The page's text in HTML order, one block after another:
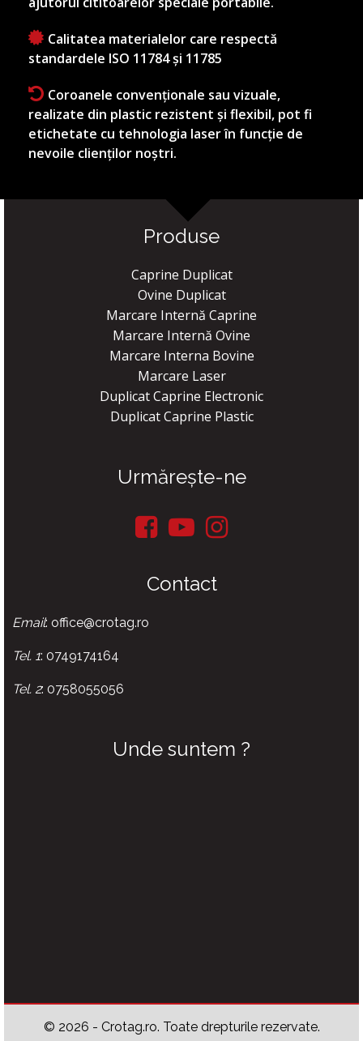
Calitatea materialelor care respectă
standardele ISO 11784 și 11785
Coroanele convenționale sau vizuale,
realizate din plastic rezistent și flexibil, pot fi
etichetate cu tehnologia laser în funcție de
nevoile clienților noștri.
Produse
Caprine Duplicat
Ovine Duplicat
Marcare Internă Caprine
Marcare Internă Ovine
Marcare Interna Bovine
Marcare Laser
Duplicat Caprine Electronic
Duplicat Caprine Plastic
Urmărește-ne
Contact
Email: office@crotag.ro
Tel. 1: 0749174164
Tel. 2: 0758055056
Unde suntem ?
© 2026 - Crotag.ro. Toate drepturile rezervate.